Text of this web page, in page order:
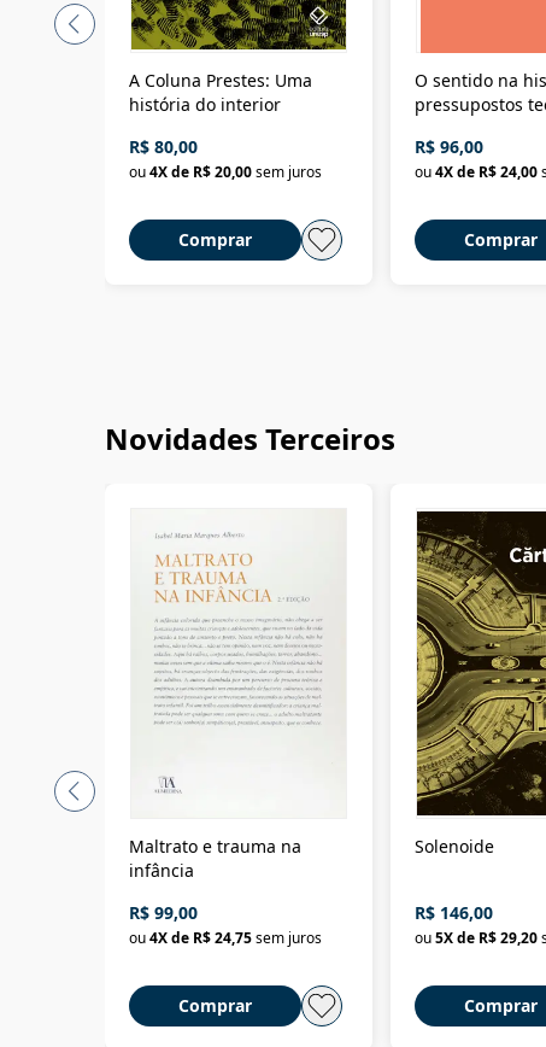
A Coluna Prestes: Uma
história do interior
R$ 80,00
ou4X de R$ 20,00sem juros
Comprar
O sentido na
pressupostos
R$ 96,00
ou4X de R$ 24,00
Comprar
Novidades Terceiros
Maltrato e trauma na
infância
R$ 99,00
ou4X de R$ 24,75sem juros
Comprar
Solenoide
R$ 146,00
ou5X de R$ 29,20
Comprar